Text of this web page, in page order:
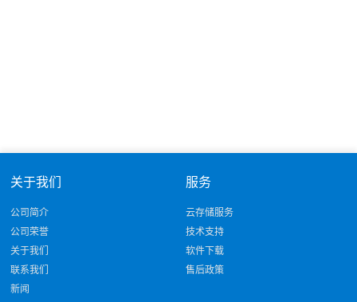
关于我们
公司简介
公司荣誉
关于我们
联系我们
新闻
服务
云存储服务
技术支持
软件下载
售后政策